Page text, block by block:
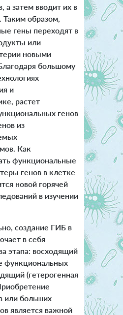
а затем вводит их в
образом,
гены переходят в
или
новыми
большому
и
растет
генов
из
Как
функциональные
генов в клетке-
новой горячей
в изучении
создание ГИБ в
в себя
этапа: восходящий
функциональных
(гетерогенная
или больших
является важной